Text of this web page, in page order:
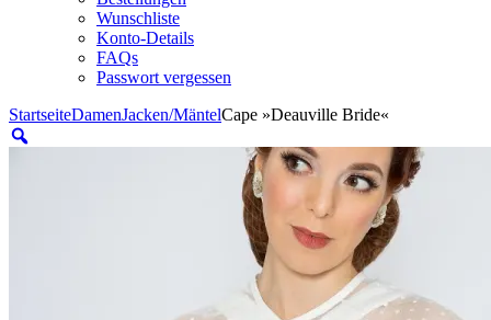
Wunschliste
Konto-Details
FAQs
Passwort vergessen
StartseiteDamenJacken/MäntelCape »Deauville Bride«